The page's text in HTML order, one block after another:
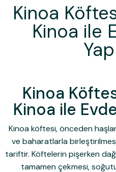
Kinoa
Kinoa ile
Kinoa
Kinoa ile Evde
Kinoa köftesi, önceden
ve baharatlarla
tariftir. Köftelerin pişerken
tamamen çekmesi,